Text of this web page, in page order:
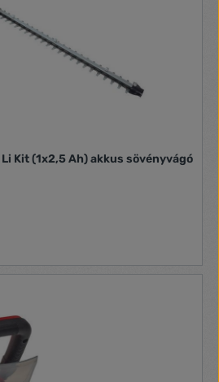
a nem kívánt használat
személy, gyermekek, stb.
Kit (1x2,5 Ah) akkus sövényvágó